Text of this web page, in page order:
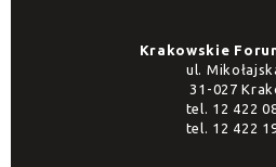
Krakowskie
ul.
31-027
tel. 12 422
tel. 12 422